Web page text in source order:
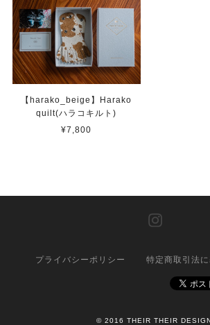
【harako_beige】Harako
quilt(ハラコキルト)
¥7,800
プライバシーポリシー 特定商取引法
© 2016 THEIR THEIR